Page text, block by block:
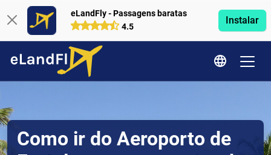
eLandFly - Passagens baratas
4.5
Instalar
Como ir do Aeroporto de